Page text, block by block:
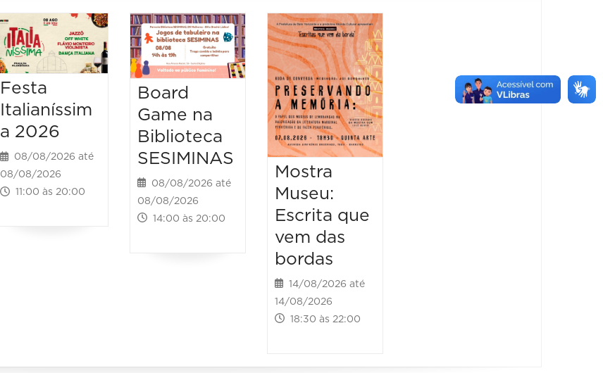
Festa
Italianíssim
a 2026
08/08/2026 até
08/08/2026
11:00 às 20:00
Board
Game na
Biblioteca
SESIMINAS
08/08/2026 até
08/08/2026
14:00 às 20:00
Mostra
Museu:
Escrita que
vem das
bordas
14/08/2026 até
14/08/2026
18:30 às 22:00
Piquenique